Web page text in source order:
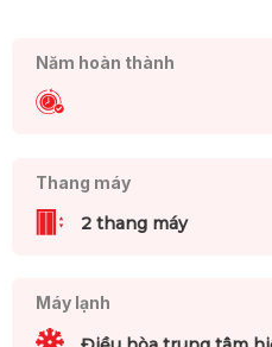
Năm hoàn thành
Thang máy
2 thang máy
Máy lạnh